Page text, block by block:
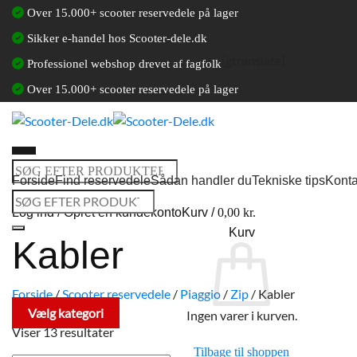
Fortsæt
indhold
Over 15.000+ scooter reservedele på lager
Sikker e-handel hos Scooter-dele.dk
Professionel webshop drevet af fagfolk
Over 15.000+ scooter reservedele på lager
Søg
efter:
Log ind / Opret en kundekontoKurv /0,00 kr.
Kurv
Ingen varer i kurven.
Tilbage til shoppen
ForsideFind reservedeleSådan handler duTekniske tips
Søg
efter:
Kabler
Forside/Scooter reservedele / Piaggio / Zip / Kabler
Vælg kategori
Viser 13 resultater